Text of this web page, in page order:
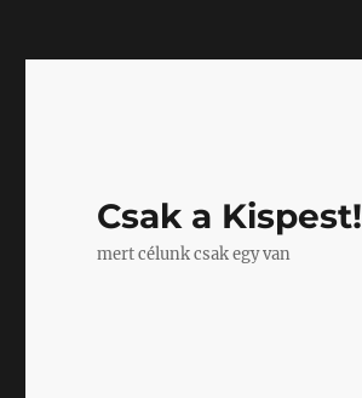
Csak a Kispest!
mert célunk csak egy van